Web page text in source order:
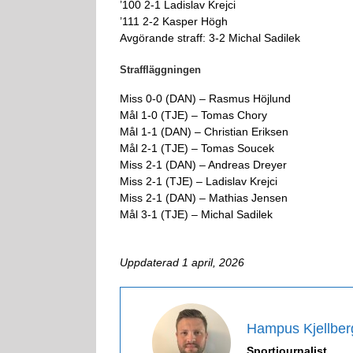
’100 2-1 Ladislav Krejci
’111 2-2 Kasper Högh
Avgörande straff: 3-2 Michal Sadilek
Straffläggningen
Miss 0-0 (DAN) – Rasmus Höjlund
Mål 1-0 (TJE) – Tomas Chory
Mål 1-1 (DAN) – Christian Eriksen
Mål 2-1 (TJE) – Tomas Soucek
Miss 2-1 (DAN) – Andreas Dreyer
Miss 2-1 (TJE) – Ladislav Krejci
Miss 2-1 (DAN) – Mathias Jensen
Mål 3-1 (TJE) – Michal Sadilek
Uppdaterad 1 april, 2026
Hampus